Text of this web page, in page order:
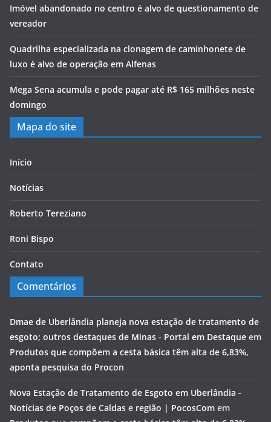
Imóvel abandonado no centro é alvo de questionamento de
vereador
Quadrilha especializada na clonagem de caminhonete de
luxo é alvo de operação em Alfenas
Mega Sena acumula e pode pagar até R$ 165 milhões neste
domingo
Mapa do site
Início
Notícias
Roberto Tereziano
Roni Bispo
Contato
Comentários
Dmae de Uberlândia planeja nova estação de tratamento de
esgoto; outros destaques de Minas - Portal em Destaque em
Produtos que compõem a cesta básica têm alta de 6,83%,
aponta pesquisa do Procon
Nova Estação de Tratamento de Esgoto em Uberlândia -
Notícias de Poços de Caldas e região | PocosCom em